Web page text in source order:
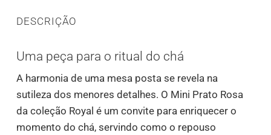
DESCRIÇÃO
Uma peça para o ritual do chá
A harmonia de uma mesa posta se revela na
sutileza dos menores detalhes. O Mini Prato Rosa
da coleção Royal é um convite para enriquecer o
momento do chá, servindo como o repouso